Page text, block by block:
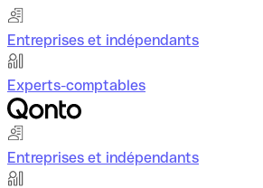
Entreprises et indépendants
Experts-comptables
Entreprises et indépendants